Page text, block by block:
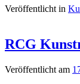
Veröffentlicht in
RCG
Veröffentlicht am